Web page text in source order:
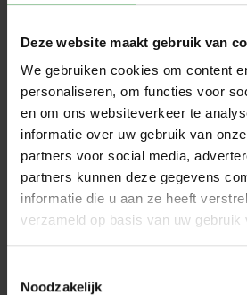
Deze website maakt gebruik van
We gebruiken cookies om content
personaliseren, om functies voor
en om ons websiteverkeer te
informatie over uw gebruik van
partners voor social media,
partners kunnen deze gegevens
informatie die u aan ze heeft
verzameld op basis van uw gebruik
Noodzakelijk
Helaas...
Er zijn geen producten gevonden in deze
helpen u graag verder met zoeken! Mail
of probeer een
Terug naar homepagina